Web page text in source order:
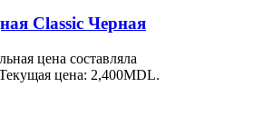
Classic Черная
цена составляла
цена: 2,400MDL.